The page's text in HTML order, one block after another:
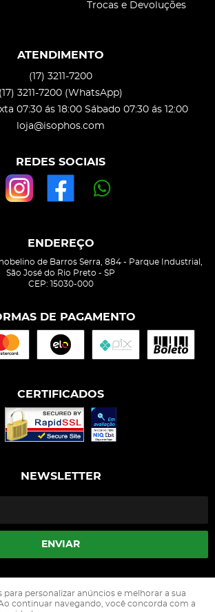
Trocas e Devoluções
ATENDIMENTO
(17) 3211-7200
(17) 3211-7200 (WhatsApp)
07:30 ás 18:00 Sábado 07:30 ás 12:00
loja@isophos.com
REDES SOCIAIS
ENDEREÇO
de Barros Serra, 884- Parque Industrial,
São José do Rio Preto - SP
CEP: 15030-000
DE PAGAMENTO
CERTIFICADOS
NEWSLETTER
ENVIAR
05.500.229/0002-90
para personalizar anúncios e melhorar a sua
continuar navegando, você concorda com a